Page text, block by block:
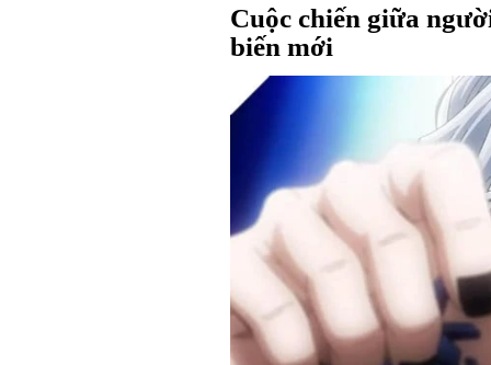
Cuộc chiến giữa
biến mới